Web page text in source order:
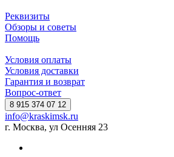
Реквизиты
Обзоры и советы
Помощь
Условия оплаты
Условия доставки
Гарантия и возврат
Вопрос-ответ
8 915 374 07 12
info@kraskimsk.ru
г. Москва, ул Осенняя 23